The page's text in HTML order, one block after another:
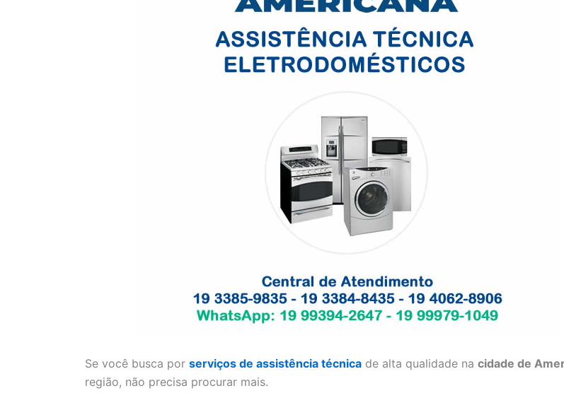
Se você busca por serviços de assistência técnica de alta qualidade na cidade de
região, não precisa procurar mais.